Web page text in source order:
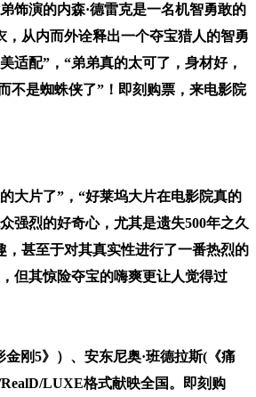
饰演的内森·德雷克是一名机智勇敢的
从内而外诠释出一个夺宝猎人的智勇
适配”，“弟弟真的太可了，身材好，
不是蜘蛛侠了”！即刻购票，来电影院
大片了”，“好莱坞大片在电影院真的
强烈的好奇心，尤其是遗失500年之久
甚至于对其真实性进行了一番热烈的
但其惊险夺宝的嗨爽更让人觉得过
刚5》）、安东尼奥·班德拉斯(《痛
LUXE格式献映全国。即刻购